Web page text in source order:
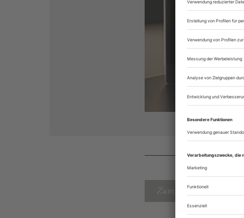
Zum Inhaltsverzeichnis